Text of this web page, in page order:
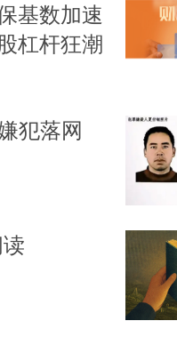
基数加速
杠杆狂潮
犯落网